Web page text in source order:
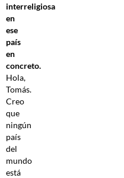
interreligiosa
en
ese
país
en
concreto.
Hola,
Tomás.
Creo
que
ningún
país
del
mundo
está